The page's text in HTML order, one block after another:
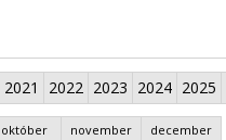
2021 2022 2023 2024 2025
október november december